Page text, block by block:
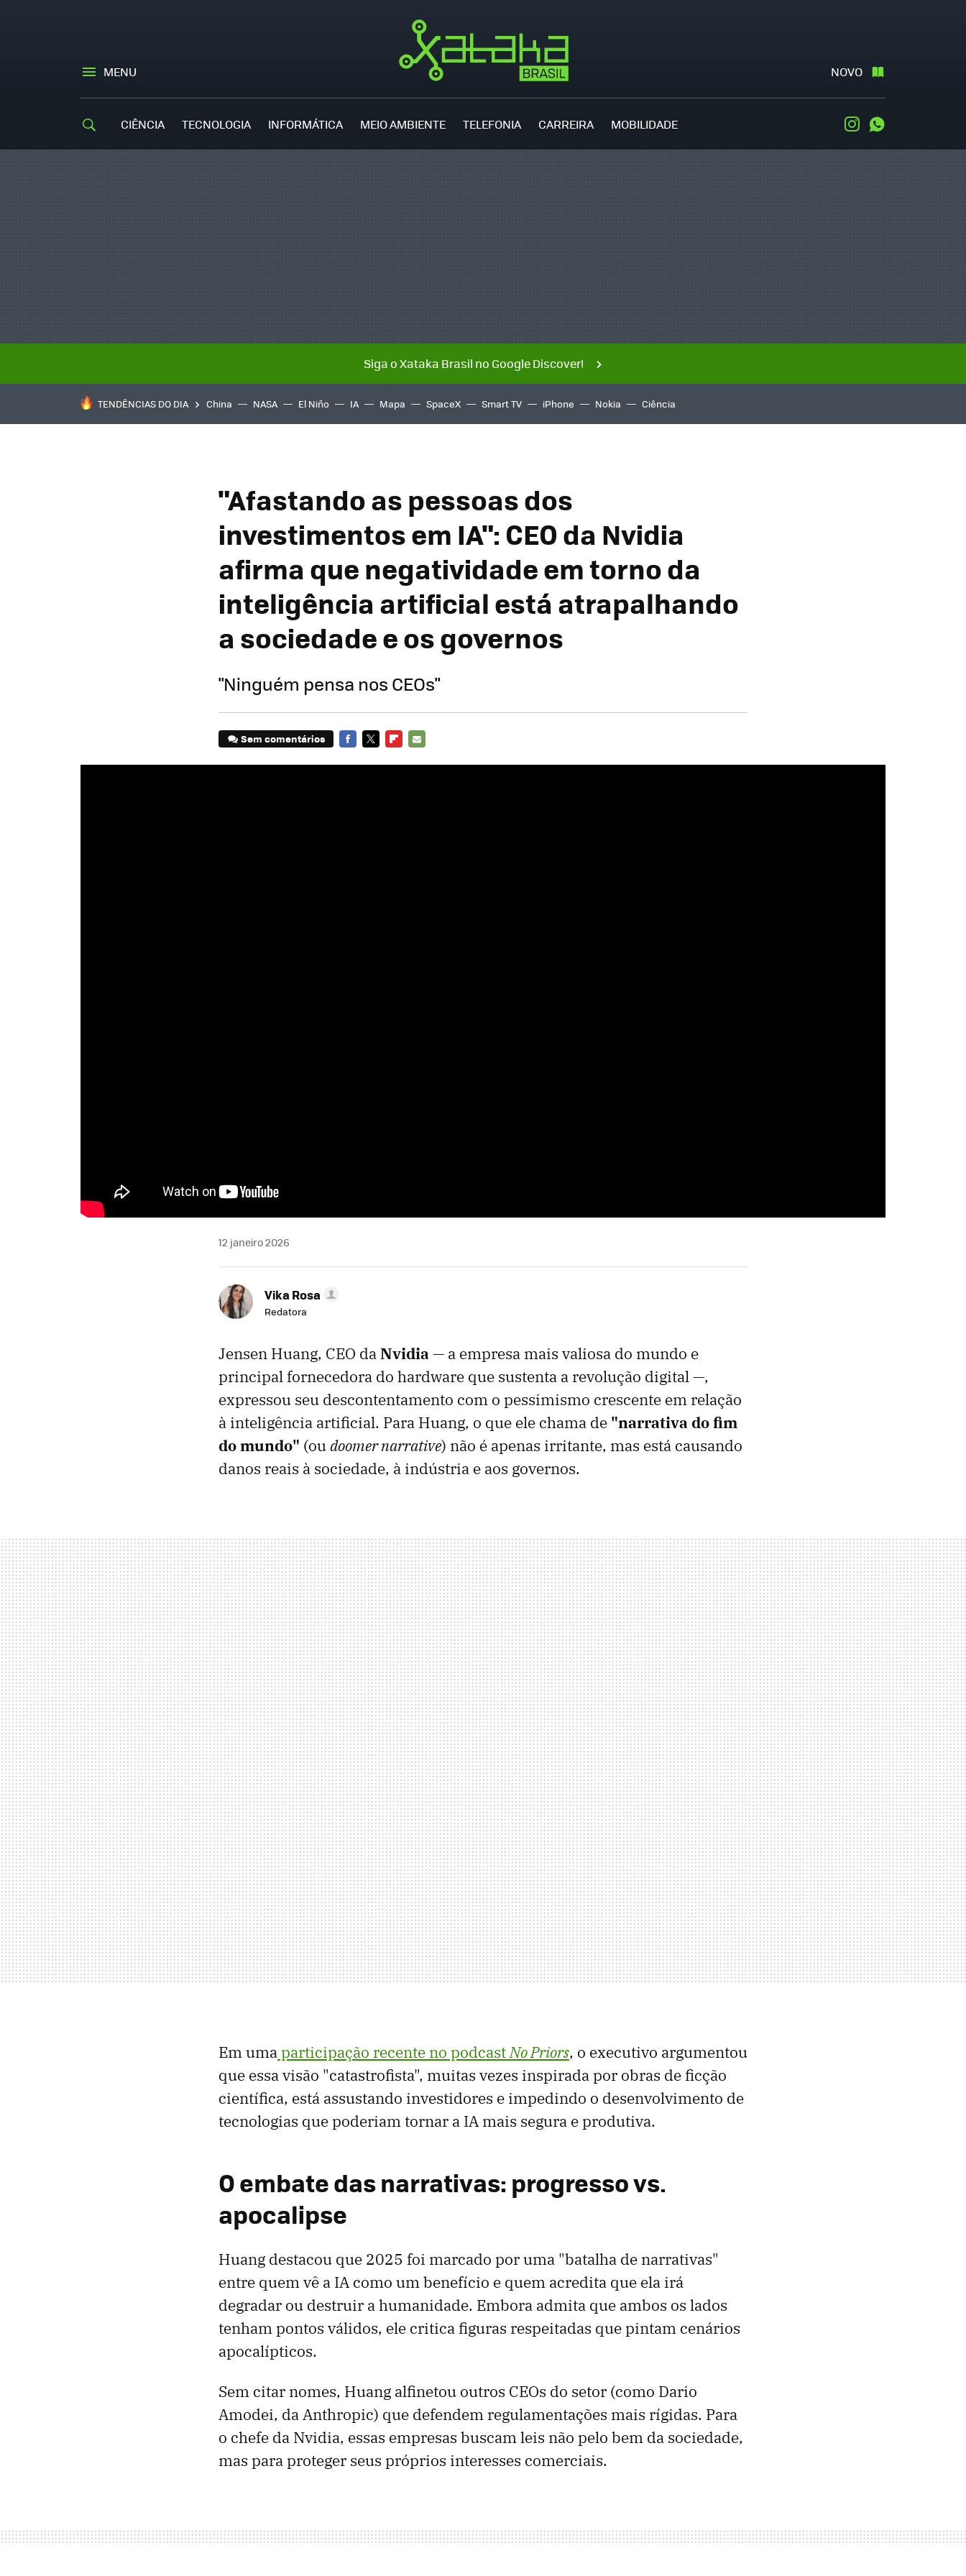
MENU NOVO
CIÊNCIA TECNOLOGIA INFORMÁTICA MEIO AMBIENTE TELEFONIA CARREIRA MOBILIDADE Instagram
Siga o Xataka Brasil no Google Discover!
TENDÊNCIAS DO DIA China NASA El Niño IA Mapa SpaceX Smart TV iPhone Nokia Ciência
"Afastando as pessoas dos
investimentos em IA": CEO da Nvidia
afirma que negatividade em torno da
inteligência artificial está atrapalhando
a sociedade e os governos
"Ninguém pensa nos CEOs"
Sem comentários
12 janeiro 2026
Vika Rosa
Redatora
Jensen Huang, CEO daNvidia — a empresa mais valiosa do mundo e
principal fornecedora do hardware que sustenta a revolução digital —,
expressou seu descontentamento com o pessimismo crescente em relação
à inteligência artificial. Para Huang, o que ele chama de "narrativa do fim
do mundo" (oudoomer narrative) não é apenas irritante, mas está causando
danos reais à sociedade, à indústria e aos governos.
Em umaparticipação recente no podcastNo Priors, o executivo argumentou
que essa visão "catastrofista", muitas vezes inspirada por obras de ficção
científica, está assustando investidores e impedindo o desenvolvimento de
tecnologias que poderiam tornar a IA mais segura e produtiva.
O embate das narrativas: progresso vs.
apocalipse
Huang destacou que 2025 foi marcado por uma "batalha de narrativas"
entre quem vê a IA como um benefício e quem acredita que ela irá
degradar ou destruir a humanidade. Embora admita que ambos os lados
tenham pontos válidos, ele critica figuras respeitadas que pintam cenários
apocalípticos.
Sem citar nomes, Huang alfinetou outros CEOs do setor (como Dario
Amodei, da Anthropic) que defendem regulamentações mais rígidas. Para
o chefe da Nvidia, essas empresas buscam leis não pelo bem da sociedade,
mas para proteger seus próprios interesses comerciais.